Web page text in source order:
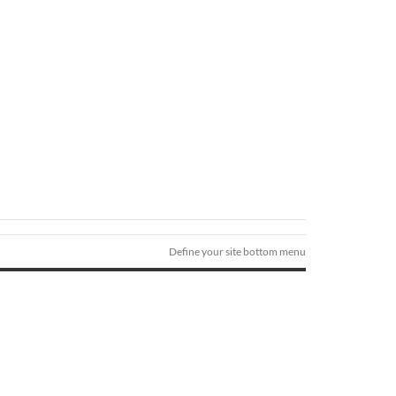
Define your site bottom menu